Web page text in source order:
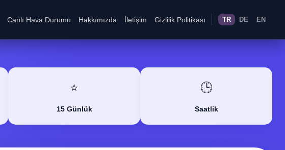
Canlı Hava Durumu Hakkımızda İletişim Gizlilik Politikası TR DE EN
⭐
15 Günlük
🕒
Saatlik